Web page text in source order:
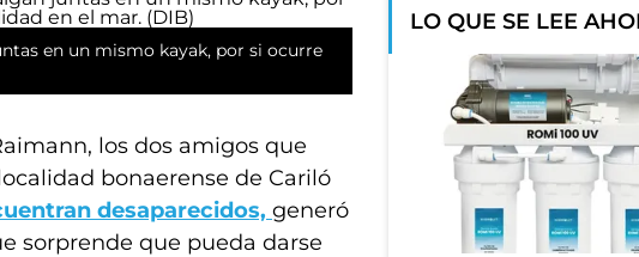
en un mismo kayak, por si ocurre
los dos amigos que
bonaerense de Cariló
desaparecidos, generó
sorprende que pueda darse
LO QUE SE LEE